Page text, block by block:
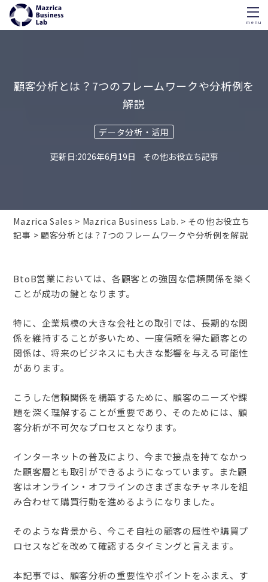
menu
顧客分析とは？7つのフレームワークや分析例を
解説
データ分析・活用
2026年6月19日 その他お役立ち記事
Mazrica Sales Mazrica Business Lab.
その他お役立ち
記事
顧客分析とは？7つのフレームワークや分析例を解説
BtoB営業においては、各顧客との強固な信頼関係を築く
ことが成功の鍵となります。
特に、企業規模の大きな会社との取引では、長期的な関
係を維持することが多いため、一度信頼を得た顧客との
関係は、将来のビジネスにも大きな影響を与える可能性
があります。
こうした信頼関係を構築するために、顧客のニーズや課
題を深く理解することが重要であり、そのためには、顧
客分析が不可欠なプロセスとなります。
インターネットの普及により、今まで接点を持てなかっ
た顧客層とも取引ができるようになっています。また顧
客はオンライン・オフラインのさまざまなチャネルを組
み合わせて購買行動を進めるようになりました。
そのような背景から、今こそ自社の顧客の属性や購買プ
ロセスなどを改めて確認するタイミングと言えます。
本記事では、顧客分析の重要性やポイントをふまえ、す